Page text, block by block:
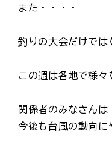
また・・・・
釣りの大会だけでは
この週は各地で様々
関係者のみなさんは
今後も台風の動向に